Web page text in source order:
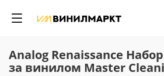
Analog Renaissance
за винилом Master